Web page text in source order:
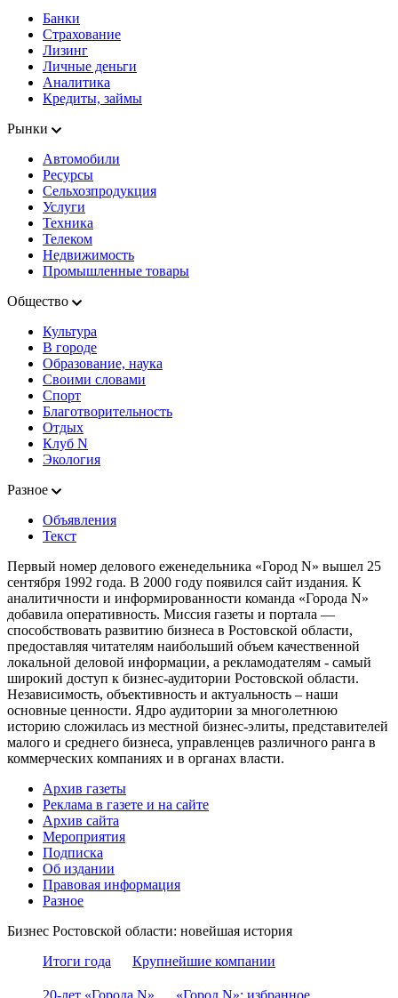
Банки
Страхование
Лизинг
Личные деньги
Аналитика
Кредиты, займы
Рынки
Автомобили
Ресурсы
Сельхозпродукция
Услуги
Техника
Телеком
Недвижимость
Промышленные товары
Общество
Культура
В городе
Образование, наука
Своими словами
Спорт
Благотворительность
Отдых
Клуб N
Экология
Разное
Объявления
Текст
Первый номер делового еженедельника «Город N» вышел 25
сентября 1992 года. В 2000 году появился сайт издания. К
аналитичности и информированности команда «Города N»
добавила оперативность. Миссия газеты и портала —
способствовать развитию бизнеса в Ростовской области,
предоставляя читателям наибольший объем качественной
локальной деловой информации, а рекламодателям - самый
широкий доступ к бизнес-аудитории Ростовской области.
Независимость, объективность и актуальность – наши
основные ценности. Ядро аудитории за многолетнюю
историю сложилась из местной бизнес-элиты, представителей
малого и среднего бизнеса, управленцев различного ранга в
коммерческих компаниях и в органах власти.
Архив газеты
Реклама в газете и на сайте
Архив сайта
Мероприятия
Подписка
Об издании
Правовая информация
Разное
Бизнес Ростовской области: новейшая история
Итоги года
Крупнейшие компании
20-лет «Города N» «Город N»: избранное